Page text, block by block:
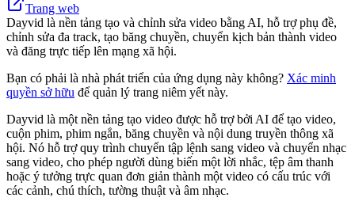
Trang web
Dayvid là nền tảng tạo và chỉnh sửa video bằng AI, hỗ trợ phụ đề,
chỉnh sửa đa track, tạo băng chuyền, chuyển kịch bản thành video
và đăng trực tiếp lên mạng xã hội.
Bạn có phải là nhà phát triển của ứng dụng này không? Xác minh
quyền sở hữu để quản lý trang niêm yết này.
Dayvid là một nền tảng tạo video được hỗ trợ bởi AI để tạo video,
cuộn phim, phim ngắn, băng chuyền và nội dung truyền thông xã
hội. Nó hỗ trợ quy trình chuyển tập lệnh sang video và chuyển nhạc
sang video, cho phép người dùng biến một lời nhắc, tệp âm thanh
hoặc ý tưởng trực quan đơn giản thành một video có cấu trúc với
các cảnh, chú thích, tường thuật và âm nhạc.